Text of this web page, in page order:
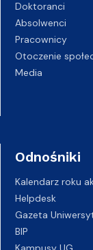
Doktoranci
Absolwenci
Pracownicy
Otoczenie
Media
Odnośniki
Kalendarz roku
Helpdesk
Gazeta
BIP